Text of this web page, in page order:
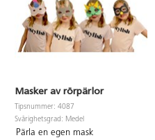
Masker av rörpärlor
Tipsnummer: 4087
Svårighetsgrad: Medel
Pärla en egen mask